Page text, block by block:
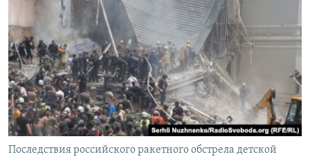
Последствия российского ракетного обстрела детской